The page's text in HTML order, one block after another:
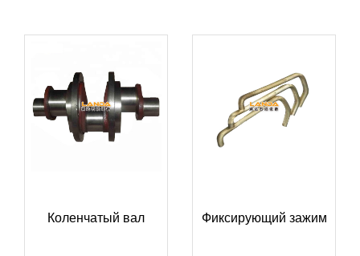
Коленчатый вал Фиксирующий зажим